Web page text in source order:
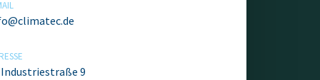
Industriestraße 9